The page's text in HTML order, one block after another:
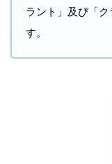
ラント」及び「
す。